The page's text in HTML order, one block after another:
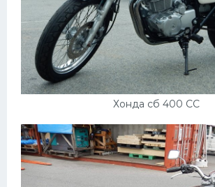
Хонда сб 400 СС